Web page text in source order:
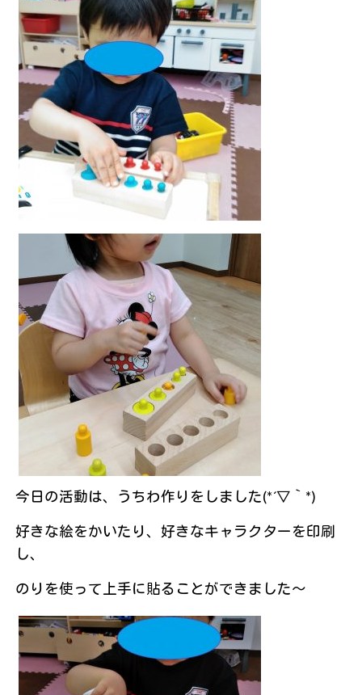
今日の活動は、うちわ作りをしました(*´▽｀*)
好きな絵をかいたり、好きなキャラクターを印刷
し、
のりを使って上手に貼ることができました～